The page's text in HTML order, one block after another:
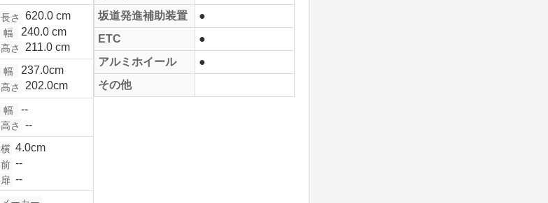
長さ 620.0 cm
幅 240.0 cm
高さ 211.0 cm
幅 237.0cm
高さ 202.0cm
幅 --
高さ --
横 4.0cm
前 --
扉 --
坂道発進補助装置
●
ETC
●
アルミホイール
●
その他